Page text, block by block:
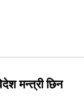
मन्त्री छिन